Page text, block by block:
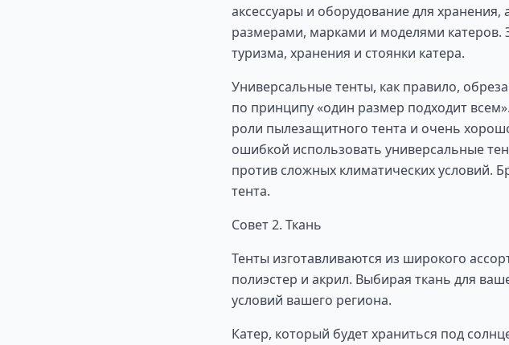
аксессуары и оборудование для
размерами, марками и моделями катеров.
туризма, хранения и стоянки катера.
Универсальные тенты, как правило,
по принципу «один размер подходит
роли пылезащитного тента и очень
ошибкой использовать универсальные
против сложных климатических условий.
тента.
Совет 2. Ткань
Тенты изготавливаются из широкого
полиэстер и акрил. Выбирая ткань для
условий вашего региона.
Катер, который будет храниться под